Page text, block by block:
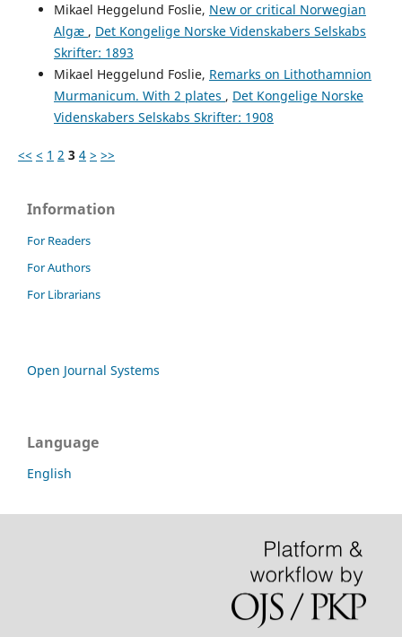
Mikael Heggelund Foslie, New or critical Norwegian
Algæ , Det Kongelige Norske Videnskabers Selskabs
Skrifter: 1893
Mikael Heggelund Foslie, Remarks on Lithothamnion
Murmanicum. With 2 plates , Det Kongelige Norske
Videnskabers Selskabs Skrifter: 1908
<< < 1 2 3 4 > >>
Information
For Readers
For Authors
For Librarians
Open Journal Systems
Language
English